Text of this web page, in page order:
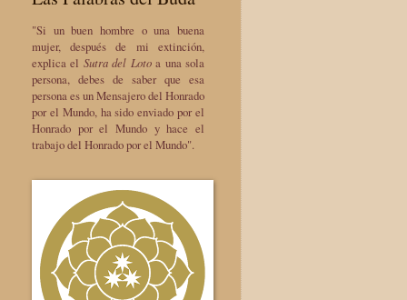
"Si un buen hombre o una buena
mujer, después de mi extinción,
explica el Sutra del Lotoa una sola
persona, debes de saber que esa
persona es un Mensajero del Honrado
por el Mundo, ha sido enviado por el
Honrado por el Mundo y hace el
trabajo del Honrado por el Mundo".